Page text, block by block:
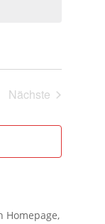
Nächste
Homepage,